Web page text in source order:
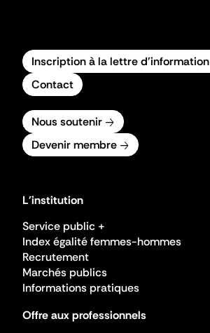
Inscription à la lettre d'information
Contact
Nous soutenir
Devenir membre
L'institution
Service public +
Index égalité femmes-hommes
Recrutement
Marchés publics
Informations pratiques
Offre aux professionnels